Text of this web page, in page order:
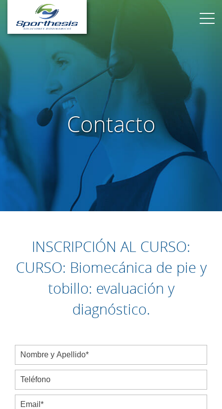
Contacto
INSCRIPCIÓN AL CURSO:
CURSO: Biomecánica de pie y
tobillo: evaluación y
diagnóstico.